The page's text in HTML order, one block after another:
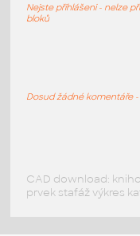
RFA
Nejste přihlášeni - nelze
bloků
Dosud žádné komentáře
CAD download:
prvek stafáž výkres